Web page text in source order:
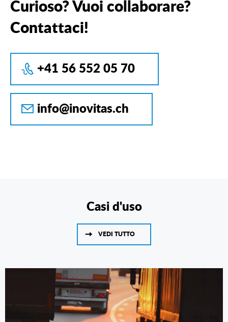
Curioso? Vuoi collaborare?
Contattaci!
+41 56 552 05 70
info@inovitas.ch
Casi d'uso
VEDI TUTTO